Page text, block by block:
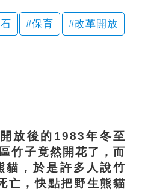
保育 改革開放
後的1983年冬至
竹子竟然開花了，而
貓，於是許多人說竹
亡，快點把野生熊貓